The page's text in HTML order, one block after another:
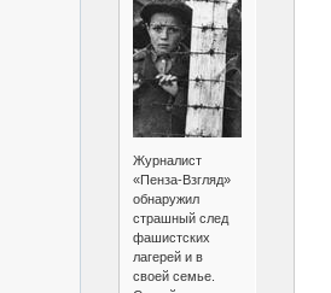
Журналист
«Пенза-Взгляд»
обнаружил
страшный след
фашистских
лагерей и в
своей семье.